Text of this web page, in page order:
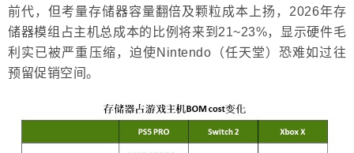
前代，但考量存储器容量翻倍及颗粒成本上扬，2026年存
储器模组占主机总成本的比例将来到21~23%，显示硬件毛
利实已被严重压缩，迫使Nintendo（任天堂）恐难如过往
预留促销空间。